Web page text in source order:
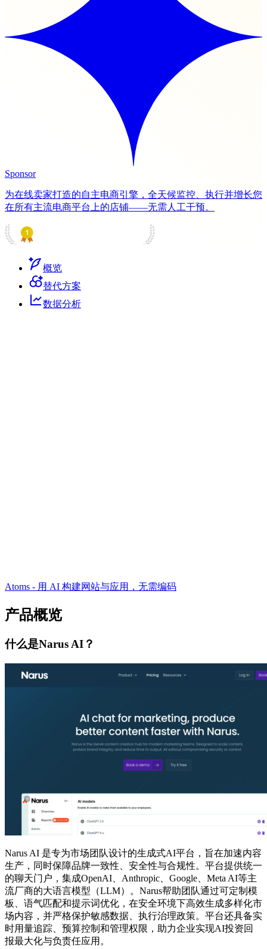
Sponsor
为在线卖家打造的自主电商引擎，全天候监控、执行并增长您
在所有主流电商平台上的店铺——无需人工干预。
概览
替代方案
数据分析
Atoms - 用 AI 构建网站与应用，无需编码
产品概览
什么是Narus AI？
Narus AI 是专为市场团队设计的生成式AI平台，旨在加速内容
生产，同时保障品牌一致性、安全性与合规性。平台提供统一
的聊天门户，集成OpenAI、Anthropic、Google、Meta AI等主
流厂商的大语言模型（LLM）。Narus帮助团队通过可定制模
板、语气匹配和提示词优化，在安全环境下高效生成多样化市
场内容，并严格保护敏感数据、执行治理政策。平台还具备实
时用量追踪、预算控制和管理权限，助力企业实现AI投资回
报最大化与负责任应用。